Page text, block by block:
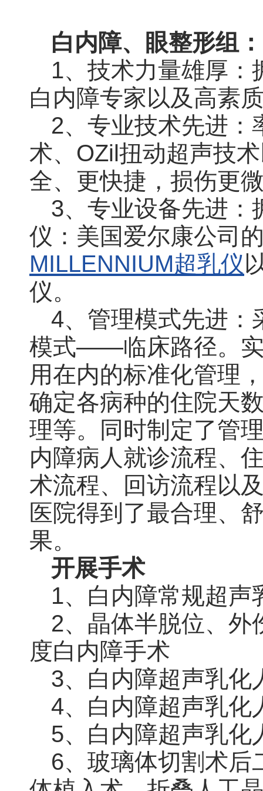
白内障、眼整形组：
1、技术力量雄厚：
白内障专家以及高素
2、专业技术先进：
术、OZil扭动超声技
全、更快捷，损伤更
3、专业设备先进：
仪：美国爱尔康公司
MILLENNIUM超乳仪
仪。
4、管理模式先进：
模式――临床路径。实
用在内的标准化管理
确定各病种的住院天
理等。同时制定了管
内障病人就诊流程、
术流程、回访流程以
医院得到了最合理、
果。
开展手术
1、白内障常规超声
2、晶体半脱位、外
度白内障手术
3、白内障超声乳化
4、白内障超声乳化
5、白内障超声乳化
6、玻璃体切割术后